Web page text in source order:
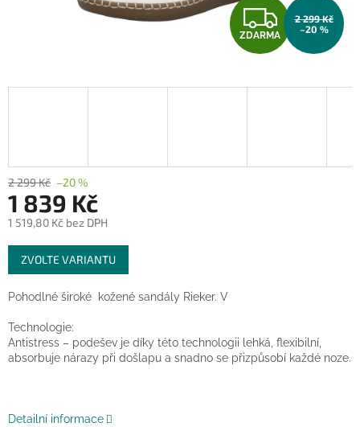
Z
D
A
ZDARMA
2 299 Kč
–20 %
2 299 Kč –20 %
1 839 Kč
1 519,80 Kč bez DPH
Měrná
cena:
ZVOLTE VARIANTU
Pohodlné široké kožené sandály Rieker. V
Technologie:
Antistress – podešev je díky této technologii lehká, flexibilní,
absorbuje nárazy při došlapu a snadno se přizpůsobí každé noze.
Detailní informace